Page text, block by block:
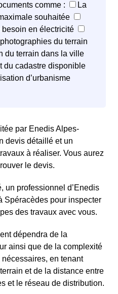
comme :
La
souhaitée
besoin en électricité
du terrain
du terrain dans la ville
du cadastre disponible
d’urbanisme
par Enedis Alpes-
devis détaillé et un
à réaliser. Vous aurez
le devis.
un professionnel d’Enedis
Spéracèdes pour inspecter
des travaux avec vous.
dépendra de la
ainsi que de la complexité
nécessaires, en tenant
et de la distance entre
et le réseau de distribution.